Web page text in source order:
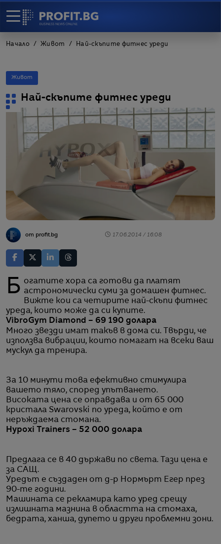
Начало Живот Най-скъпите фитнес уреди
Живот
Най-скъпите фитнес уреди
от profit.bg 17.06.2014 / 16:08
Богатите хора са готови да платят астрономически суми за домашен фитнес.
Вижте кои са четирите най-скъпи фитнес
уреда, които може да си купите.
VibroGym Diamond – 69 190 долара
Много звезди имат такъв в дома си. Твърди, че
използва вибрации, които помагат на всеки ваш
мускул да тренира.
За 10 минути това ефективно стимулира
вашето тяло, според упътването.
Високата цена се оправдава и от 65 000
кристала Swarovski по уреда, който е от
неръждаема стомана.
Hypoxi Trainers – 52 000 долара
Предлага се в 40 държави по света. Тази цена е
за САЩ.
Уредът е създаден от д-р Нормърт Егер през
90-те години.
Машината се рекламира като уред срещу
излишната мазнина в областта на стомаха,
бедрата, ханша, дупето и други проблемни зони.